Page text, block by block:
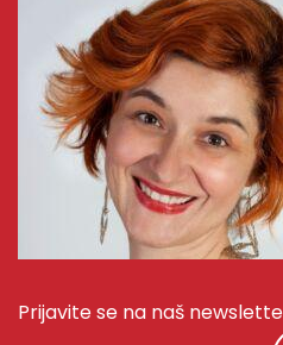
Prijavite se na naš